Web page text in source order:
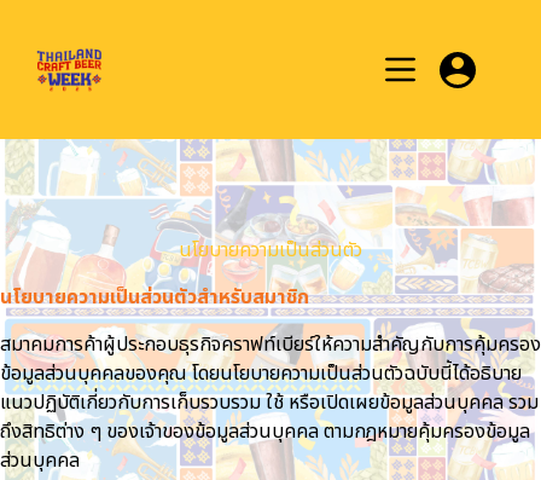
content
นโยบายความเป็นส่วนตัว
นโยบายความเป็นส่วนตัวสำหรับสมาชิก
สมาคมการค้าผู้ประกอบธุรกิจคราฟท์เบียร์ให้ความสำคัญกับการคุ้มครอง
ข้อมูลส่วนบุคคลของคุณ โดยนโยบายความเป็นส่วนตัวฉบับนี้ได้อธิบาย
แนวปฏิบัติเกี่ยวกับการเก็บรวบรวม ใช้ หรือเปิดเผยข้อมูลส่วนบุคคล รวม
ถึงสิทธิต่าง ๆ ของเจ้าของข้อมูลส่วนบุคคล ตามกฎหมายคุ้มครองข้อมูล
ส่วนบุคคล